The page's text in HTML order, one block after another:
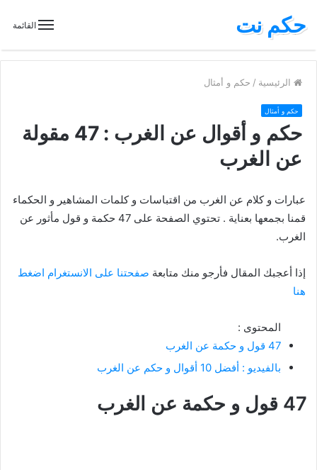
القائمة حكم نت
الرئيسية / حكم و أمثال
حكم و أمثال
حكم و أقوال عن الغرب : 47 مقولة
عن الغرب
عبارات و كلام عن الغرب من اقتباسات و كلمات المشاهير و الحكماء
قمنا بجمعها بعناية . تحتوي الصفحة على 47 حكمة و قول مأثور عن
الغرب.
إذا أعجبك المقال فأرجو منك متابعة صفحتنا على الانستغرام اضغط
هنا
المحتوى :
47 قول و حكمة عن الغرب
بالفيديو : أفضل 10 أقوال و حكم عن الغرب
47 قول و حكمة عن الغرب